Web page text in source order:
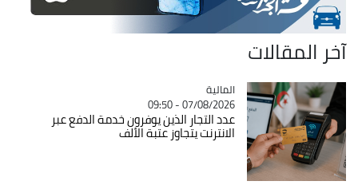
آخر المقالات
Catégorie
المالية
07/08/2026 - 09:50
عدد التجار الذين يوفرون خدمة الدفع عبر
الانترنت يتجاوز عتبة الألف